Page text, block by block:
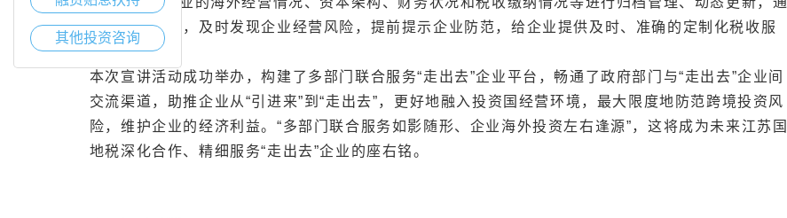
其他投资咨询
过大数据分析，及时发现企业经营风险，提前提示企业防范，给企业提供及时、准确的定制化税收服
务。
本次宣讲活动成功举办，构建了多部门联合服务“走出去”企业平台，畅通了政府部门与“走出去”企业间
交流渠道，助推企业从“引进来”到“走出去”，更好地融入投资国经营环境，最大限度地防范跨境投资风
险，维护企业的经济利益。“多部门联合服务如影随形、企业海外投资左右逢源”，这将成为未来江苏国
地税深化合作、精细服务“走出去”企业的座右铭。